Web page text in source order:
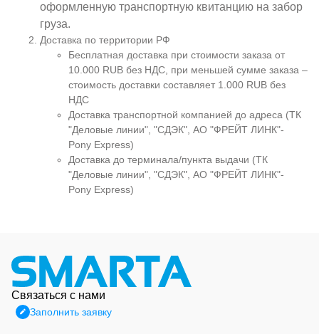
оформленную транспортную квитанцию на забор
груза.
Доставка по территории РФ
Бесплатная доставка при стоимости заказа от
10.000 RUB без НДС, при меньшей сумме заказа –
стоимость доставки составляет 1.000 RUB без
НДС
Доставка транспортной компанией до адреса (ТК
"Деловые линии", "СДЭК", АО "ФРЕЙТ ЛИНК"-
Pony Express)
Доставка до терминала/пункта выдачи (ТК
"Деловые линии", "СДЭК", АО "ФРЕЙТ ЛИНК"-
Pony Express)
Связаться с нами
Заполнить заявку